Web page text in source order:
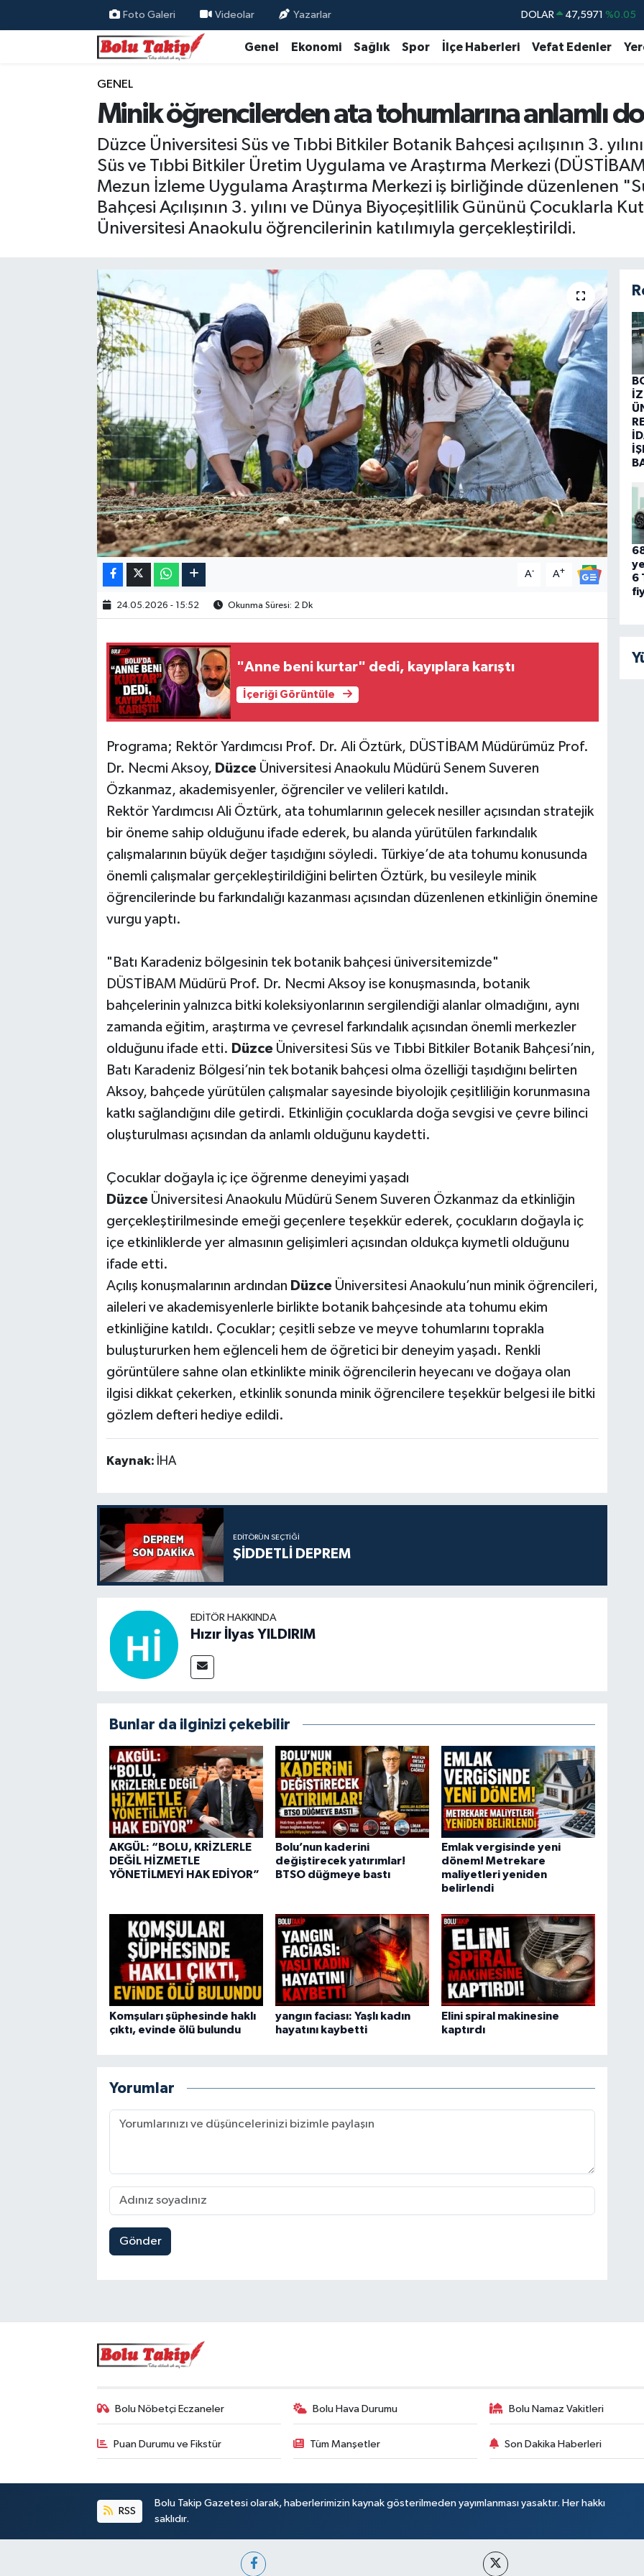
Foto Galeri Videolar Yazarlar DOLAR 47,5971 %0.05
EURO 55,1336 %0.18
BİST100 13.703 %0
BITCOIN 64.475,47 %0.66
Genel Ekonomi Sağlık Spor İlçe Haberleri Vefat Edenler
GENEL
Minik öğrencilerden ata tohumlarına anlamlı
Düzce Üniversitesi Süs ve Tıbbi Bitkiler Botanik Bahçesi açılışının 3.
Süs ve Tıbbi Bitkiler Üretim Uygulama ve Araştırma Merkezi
Mezun İzleme Uygulama Araştırma Merkezi iş birliğinde düzenlenen
Bahçesi Açılışının 3. yılını ve Dünya Biyoçeşitlilik Gününü Çocuklarla
Üniversitesi Anaokulu öğrencilerinin katılımıyla gerçekleştirildi.
A- A+
24.05.2026 - 15:52 Okunma Süresi: 2 Dk
"Anne beni kurtar" dedi, kayıplara karıştı
İçeriği Görüntüle
Programa; Rektör Yardımcısı Prof. Dr. Ali Öztürk, DÜSTİBAM Müdürümüz Prof.
Dr. Necmi Aksoy, DüzceÜniversitesi Anaokulu Müdürü Senem Suveren
Özkanmaz, akademisyenler, öğrenciler ve velileri katıldı.
Rektör Yardımcısı Ali Öztürk, ata tohumlarının gelecek nesiller açısından stratejik
bir öneme sahip olduğunu ifade ederek, bu alanda yürütülen farkındalık
çalışmalarının büyük değer taşıdığını söyledi. Türkiye’de ata tohumu konusunda
önemli çalışmalar gerçekleştirildiğini belirten Öztürk, bu vesileyle minik
öğrencilerinde bu farkındalığı kazanması açısından düzenlenen etkinliğin önemine
vurgu yaptı.
"Batı Karadeniz bölgesinin tek botanik bahçesi üniversitemizde"
DÜSTİBAM Müdürü Prof. Dr. Necmi Aksoy ise konuşmasında, botanik
bahçelerinin yalnızca bitki koleksiyonlarının sergilendiği alanlar olmadığını, aynı
zamanda eğitim, araştırma ve çevresel farkındalık açısından önemli merkezler
olduğunu ifade etti. DüzceÜniversitesi Süs ve Tıbbi Bitkiler Botanik Bahçesi’nin,
Batı Karadeniz Bölgesi’nin tek botanik bahçesi olma özelliği taşıdığını belirten
Aksoy, bahçede yürütülen çalışmalar sayesinde biyolojik çeşitliliğin korunmasına
katkı sağlandığını dile getirdi. Etkinliğin çocuklarda doğa sevgisi ve çevre bilinci
oluşturulması açısından da anlamlı olduğunu kaydetti.
Çocuklar doğayla iç içe öğrenme deneyimi yaşadı
DüzceÜniversitesi Anaokulu Müdürü Senem Suveren Özkanmaz da etkinliğin
gerçekleştirilmesinde emeği geçenlere teşekkür ederek, çocukların doğayla iç
içe etkinliklerde yer almasının gelişimleri açısından oldukça kıymetli olduğunu
ifade etti.
Açılış konuşmalarının ardından DüzceÜniversitesi Anaokulu’nun minik öğrencileri,
aileleri ve akademisyenlerle birlikte botanik bahçesinde ata tohumu ekim
etkinliğine katıldı. Çocuklar; çeşitli sebze ve meyve tohumlarını toprakla
buluştururken hem eğlenceli hem de öğretici bir deneyim yaşadı. Renkli
görüntülere sahne olan etkinlikte minik öğrencilerin heyecanı ve doğaya olan
ilgisi dikkat çekerken, etkinlik sonunda minik öğrencilere teşekkür belgesi ile bitki
gözlem defteri hediye edildi.
Kaynak: İHA
EDITÖRÜN SEÇTIĞI
ŞİDDETLİ DEPREM
EDITÖR HAKKINDA
Hızır İlyas YILDIRIM
Bunlar da ilginizi çekebilir
AKGÜL: “BOLU, KRİZLERLE
DEĞİL HİZMETLE
YÖNETİLMEYİ HAK EDİYOR”
Bolu’nun kaderini
değiştirecek yatırımlar!
BTSO düğmeye bastı
Emlak vergisinde yeni
dönem! Metrekare
maliyetleri yeniden
belirlendi
Komşuları şüphesinde haklı
çıktı, evinde ölü bulundu
yangın faciası: Yaşlı kadın
hayatını kaybetti
Elini spiral makinesine
kaptırdı
Yorumlar
Gönder
6
Bolu Nöbetçi Eczaneler Bolu Hava Durumu Bolu Namaz Vakitleri
Puan Durumu ve Fikstür Tüm Manşetler Son Dakika Haberleri
RSS
Bolu Takip Gazetesi olarak, haberlerimizin kaynak gösterilmeden yayımlanması yasaktır. Her hakkı
saklıdır.